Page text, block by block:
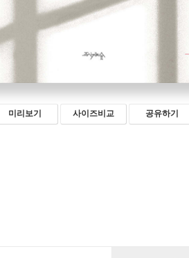
미리보기 사이즈비교 공유하기